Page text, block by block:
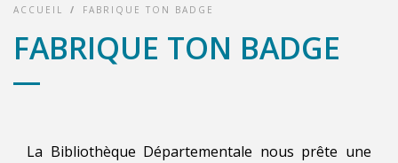
ACCUEIL / FABRIQUE TON BADGE
FABRIQUE TON BADGE
La Bibliothèque Départementale nous prête une